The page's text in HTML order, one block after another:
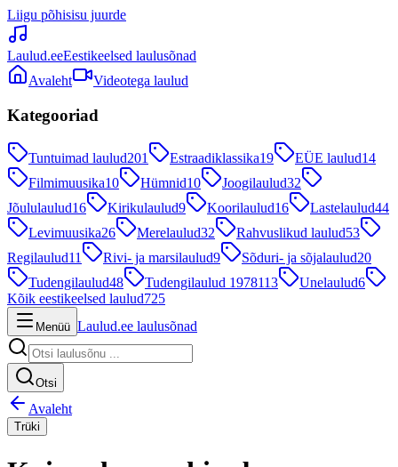
Liigu põhisisu juurde
Laulud.eeEestikeelsed laulusõnad
Avaleht
Videotega laulud
Kategooriad
Tuntuimad laulud201 Estraadiklassika19 EÜE laulud14
Filmimuusika10 Hümnid10 Joogilaulud32
Jõululaulud16 Kirikulaulud9 Koorilaulud16 Lastelaulud44
Levimuusika26 Merelaulud32 Rahvuslikud laulud53
Regilaulud11 Rivi- ja marsilaulud9 Sõduri- ja sõjalaulud20
Tudengilaulud48 Tudengilaulud 1978113 Unelaulud6
Kõik eestikeelsed laulud725
Menüü Laulud.ee laulusõnad
Otsi
Avaleht
Trüki